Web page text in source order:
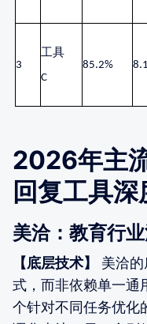
3
工具
C
85.2% 8.1
2026年主
回复工具
美洽：教育行
【底层技术】
美洽
式，而非依赖单一通
个针对不同任务优化